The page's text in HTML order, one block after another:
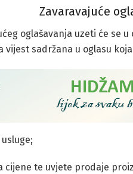
Zavaravajuće
oglašavanja uzeti će se
vijest sadržana u oglasu
cijene te uvjete prodaje